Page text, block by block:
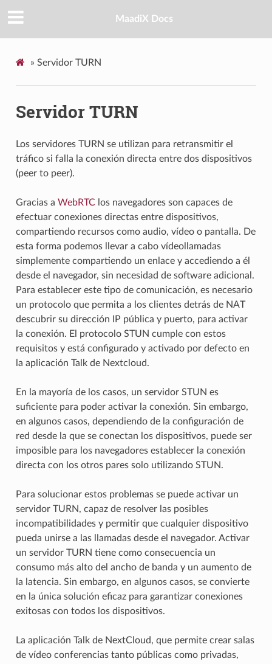
MaadiX Docs
» Servidor TURN
Servidor TURN
Los servidores TURN se utilizan para retransmitir el
tráfico si falla la conexión directa entre dos dispositivos
(peer to peer).
Gracias a WebRTClos navegadores son capaces de
efectuar conexiones directas entre dispositivos,
compartiendo recursos como audio, vídeo o pantalla. De
esta forma podemos llevar a cabo vídeollamadas
simplemente compartiendo un enlace y accediendo a él
desde el navegador, sin necesidad de software adicional.
Para establecer este tipo de comunicación, es necesario
un protocolo que permita a los clientes detrás de NAT
descubrir su dirección IP pública y puerto, para activar
la conexión. El protocolo STUN cumple con estos
requisitos y está configurado y activado por defecto en
la aplicación Talk de Nextcloud.
En la mayoría de los casos, un servidor STUN es
suficiente para poder activar la conexión. Sin embargo,
en algunos casos, dependiendo de la configuración de
red desde la que se conectan los dispositivos, puede ser
imposible para los navegadores establecer la conexión
directa con los otros pares solo utilizando STUN.
Para solucionar estos problemas se puede activar un
servidor TURN, capaz de resolver las posibles
incompatibilidades y permitir que cualquier dispositivo
pueda unirse a las llamadas desde el navegador. Activar
un servidor TURN tiene como consecuencia un
consumo más alto del ancho de banda y un aumento de
la latencia. Sin embargo, en algunos casos, se convierte
en la única solución eficaz para garantizar conexiones
exitosas con todos los dispositivos.
La aplicación Talk de NextCloud, que permite crear salas
de vídeo conferencias tanto públicas como privadas,